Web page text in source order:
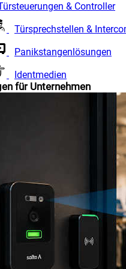
& Controller
Türsprechstellen &
Panikstangenlösungen
Identmedien
für Unternehmen